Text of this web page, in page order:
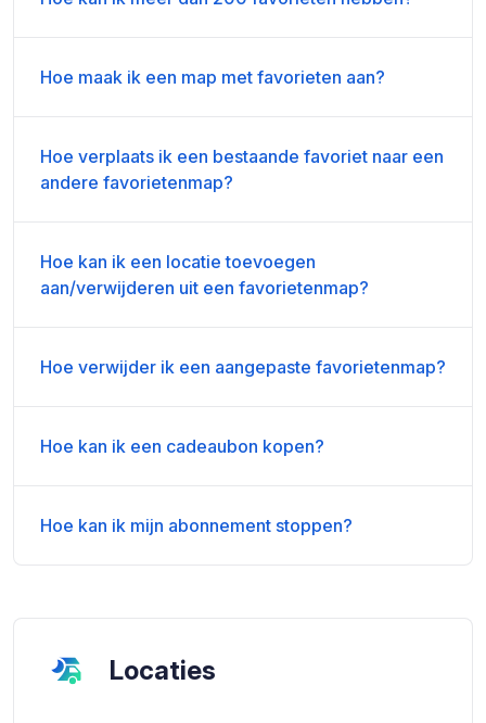
Hoe maak ik een map met favorieten aan?
Hoe verplaats ik een bestaande favoriet naar een
andere favorietenmap?
Hoe kan ik een locatie toevoegen
aan/verwijderen uit een favorietenmap?
Hoe verwijder ik een aangepaste favorietenmap?
Hoe kan ik een cadeaubon kopen?
Hoe kan ik mijn abonnement stoppen?
Locaties